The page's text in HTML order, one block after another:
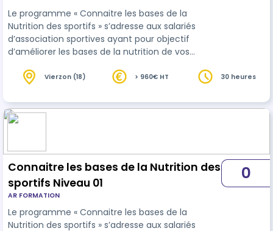
Le programme « Connaitre les bases de la
Nutrition des sportifs » s’adresse aux salariés
d’association sportives ayant pour objectif
d’améliorer les bases de la nutrition de vos
Vierzon (18) > 960€ HT 30 heures
Connaitre les bases de la Nutrition des
sportifs Niveau 01
AR FORMATION
Le programme « Connaitre les bases de la
Nutrition des sportifs » s’adresse aux salariés
0